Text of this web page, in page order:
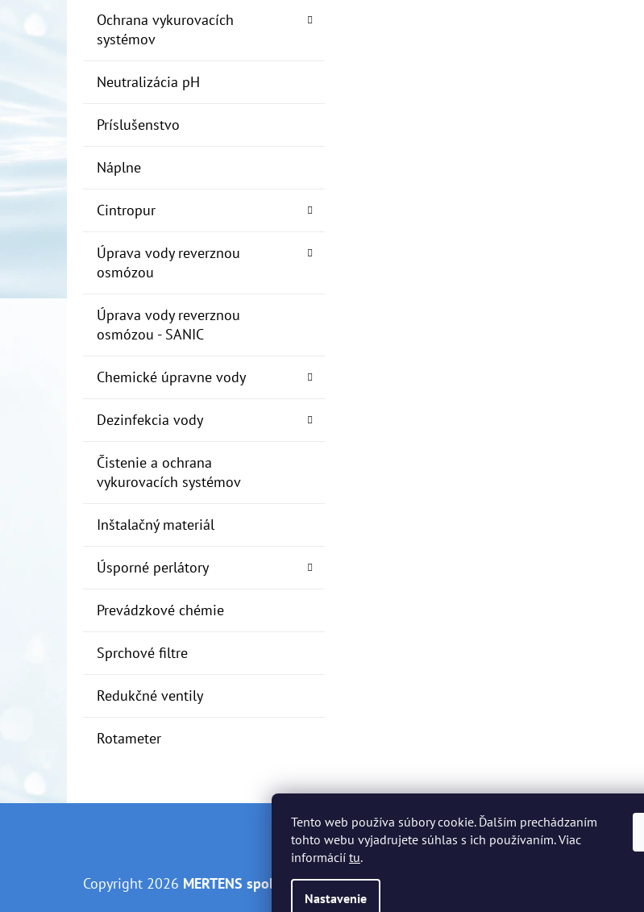
Tento web používa súbory cookie. Ďalším prechádzaním
tohto webu vyjadrujete súhlas s ich používaním. Viac
informácií tu.
Nastavenie
Ochrana vykurovacích
systémov
Neutralizácia pH
Príslušenstvo
Náplne
Cintropur
Úprava vody reverznou
osmózou
Úprava vody reverznou
osmózou - SANIC
Chemické úpravne vody
Dezinfekcia vody
Čistenie a ochrana
vykurovacích systémov
Inštalačný materiál
Úsporné perlátory
Prevádzkové chémie
Sprchové filtre
Redukčné ventily
Rotameter
Copyright 2026 MERTENS spol. s r.o.. Všetky práva vyhradené.